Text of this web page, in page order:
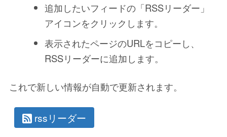
追加したいフィードの「RSSリーダー」
アイコンをクリックします。
表示されたページのURLをコピーし、
RSSリーダーに追加します。
これで新しい情報が自動で更新されます。
rssリーダー